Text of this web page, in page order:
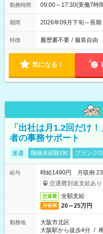
勤務時間 09:00～17:30(実働7
期間 2026年09月下旬～長
特徴 履歴書不要 / 服装自由
気になる！
「出社は月1.2回だけ
者の事務サポート
派遣 職種未経験OK ブランク
給与
時給1490円 月収例
交通費別途支給あり
交通費 全額支給
月収例 20～25万円
勤務地
大阪市北区
大阪駅から徒歩4分 /